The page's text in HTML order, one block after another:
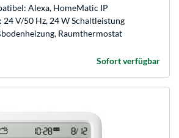
Alexa, HomeMatic IP
V/50 Hz, 24 W Schaltleistung
Raumthermostat
Sofort verfügbar